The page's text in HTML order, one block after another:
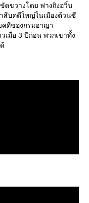
ดขวางโดย ฟางถิงอวิ๋น
สืบคดีใหญ่ในเมืองต้วนซี
ดีของกรมอาญา
เมื่อ 3 ปีก่อน พวกเขาทั้ง